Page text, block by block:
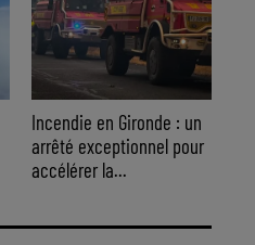
Incendie en Gironde : un
arrêté exceptionnel pour
accélérer la...